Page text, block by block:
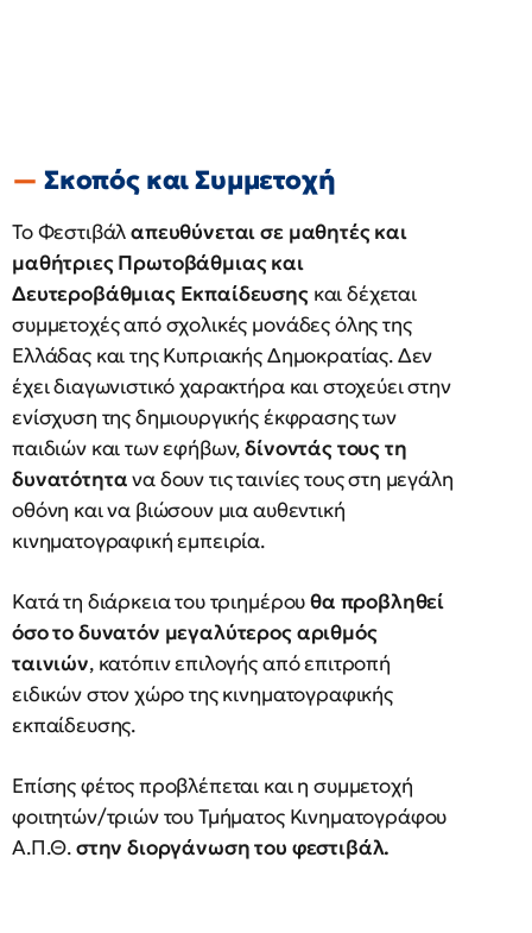
Σκοπός και Συμμετοχή
Το Φεστιβάλαπευθύνεται σε μαθητές και
μαθήτριες Πρωτοβάθμιας και
Δευτεροβάθμιας Εκπαίδευσηςκαι δέχεται
συμμετοχές από σχολικές μονάδες όλης της
Ελλάδας και της Κυπριακής Δημοκρατίας. Δεν
έχει διαγωνιστικό χαρακτήρα και στοχεύει στην
ενίσχυση της δημιουργικής έκφρασης των
παιδιών και των εφήβων,δίνοντάς τους τη
δυνατότητανα δουν τις ταινίες τους στη μεγάλη
οθόνη και να βιώσουν μια αυθεντική
κινηματογραφική εμπειρία.
Κατά τη διάρκεια του τριημέρουθα προβληθεί
όσο το δυνατόν μεγαλύτερος αριθμός
ταινιών, κατόπιν επιλογής από επιτροπή
ειδικών στον χώρο της κινηματογραφικής
εκπαίδευσης.
Επίσης φέτος προβλέπεται και η συμμετοχή
φοιτητών/τριών του Τμήματος Κινηματογράφου
Α.Π.Θ.στην διοργάνωση του φεστιβάλ.